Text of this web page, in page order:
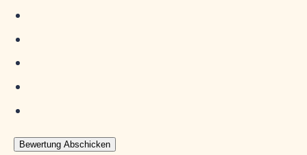
Bewertung Abschicken